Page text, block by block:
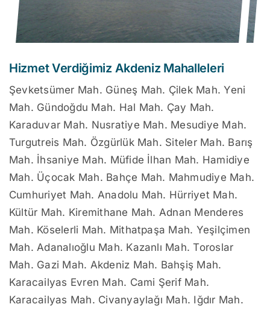
Hizmet Verdiğimiz Akdeniz Mahalleleri
Şevketsümer Mah. Güneş Mah. Çilek Mah. Yeni
Mah. Gündoğdu Mah. Hal Mah. Çay Mah.
Karaduvar Mah. Nusratiye Mah. Mesudiye Mah.
Turgutreis Mah. Özgürlük Mah. Siteler Mah. Barış
Mah. İhsaniye Mah. Müfide İlhan Mah. Hamidiye
Mah. Üçocak Mah. Bahçe Mah. Mahmudiye Mah.
Cumhuriyet Mah. Anadolu Mah. Hürriyet Mah.
Kültür Mah. Kiremithane Mah. Adnan Menderes
Mah. Köselerli Mah. Mithatpaşa Mah. Yeşilçimen
Mah. Adanalıoğlu Mah. Kazanlı Mah. Toroslar
Mah. Gazi Mah. Akdeniz Mah. Bahşiş Mah.
Karacailyas Evren Mah. Cami Şerif Mah.
Karacailyas Mah. Civanyaylağı Mah. Iğdır Mah.